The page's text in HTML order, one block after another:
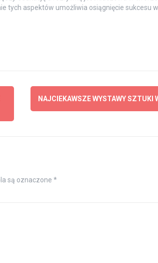
tych aspektów umożliwia osiągnięcie sukcesu
NAJCIEKAWSZE WYSTAWY SZTUKI
są oznaczone *